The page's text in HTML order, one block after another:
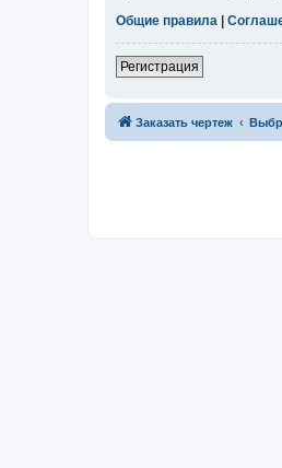
Общие правила
Регистрация
Заказать чертеж